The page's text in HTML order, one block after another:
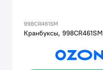
998CR461SM
Кранбуксы, 998CR461SM